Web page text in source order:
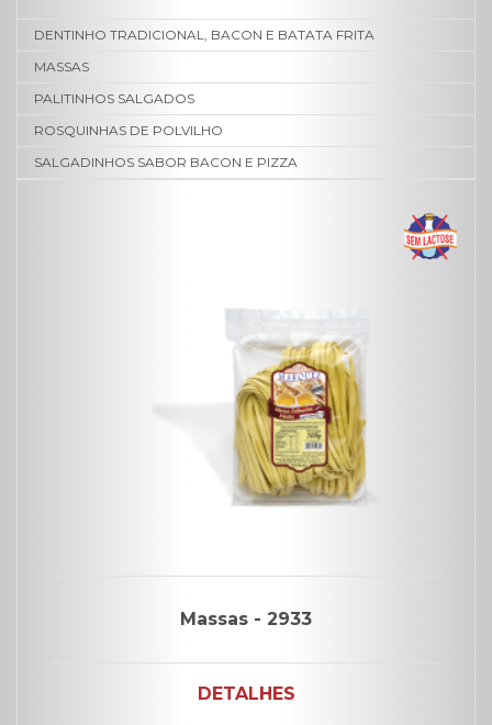
DENTINHO TRADICIONAL, BACON E BATATA FRITA
MASSAS
PALITINHOS SALGADOS
ROSQUINHAS DE POLVILHO
SALGADINHOS SABOR BACON E PIZZA
Massas - 2933
DETALHES